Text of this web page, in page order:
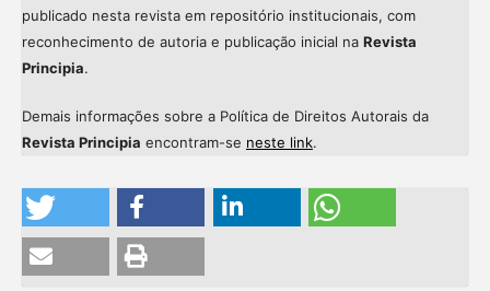
publicado nesta revista em repositório institucionais, com
reconhecimento de autoria e publicação inicial na Revista
Principia.
Demais informações sobre a Política de Direitos Autorais da
Revista Principia encontram-se neste link.